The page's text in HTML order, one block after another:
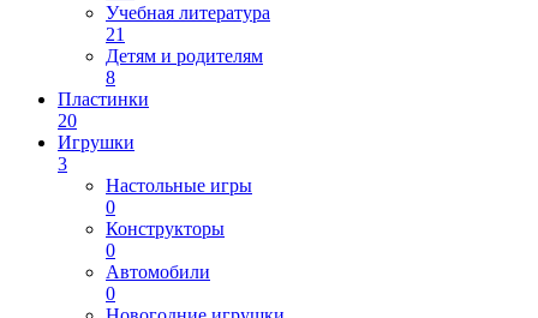
Учебная литература
21
Детям и родителям
8
Пластинки
20
Игрушки
3
Настольные игры
0
Конструкторы
0
Автомобили
0